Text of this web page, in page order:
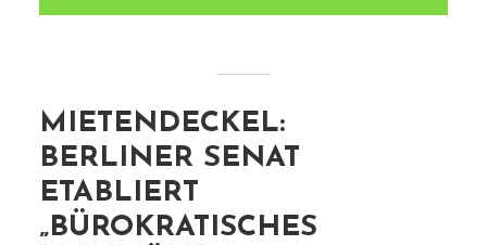
MIETENDECKEL:
BERLINER SENAT
ETABLIERT
„BÜROKRATISCHES